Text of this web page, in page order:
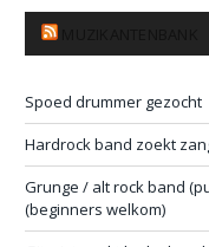
Spoed drummer gezocht
Hardrock band zoekt
Grunge / alt rock band
(beginners welkom)